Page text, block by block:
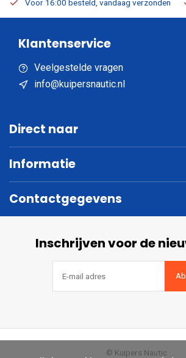
Voor 16:00 besteld, vandaag verzonden
Klantenservice
Veelgestelde vragen
info@kuipersnautic.nl
Direct naar
Informatie
Contactgegevens
Inschrijven voor de
© Kuipers Nautic